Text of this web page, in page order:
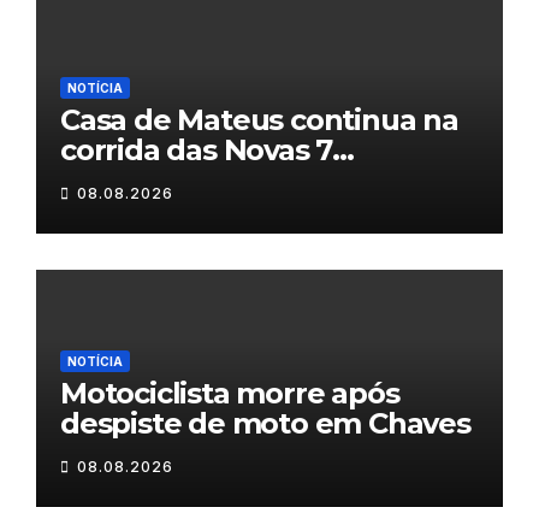
NOTÍCIA
Casa de Mateus continua na
corrida das Novas 7
Maravilhas de Portugal
08.08.2026
NOTÍCIA
Motociclista morre após
despiste de moto em Chaves
08.08.2026